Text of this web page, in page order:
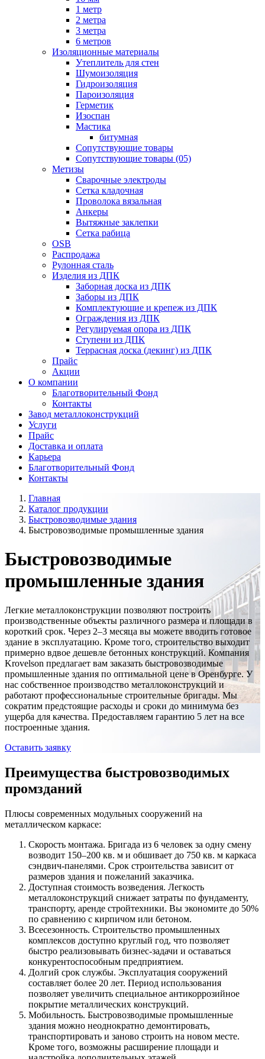
1 метр
2 метра
3 метра
6 метров
Изоляционные материалы
Утеплитель для стен
Шумоизоляция
Гидроизоляция
Пароизоляция
Герметик
Изоспан
Мастика
битумная
Сопутствующие товары
Сопутствующие товары (05)
Метизы
Сварочные электроды
Сетка кладочная
Проволока вязальная
Анкеры
Вытяжные заклепки
Сетка рабица
OSB
Распродажа
Рулонная сталь
Изделия из ДПК
Заборная доска из ДПК
Заборы из ДПК
Комплектующие и крепеж из ДПК
Ограждения из ДПК
Регулируемая опора из ДПК
Ступени из ДПК
Террасная доска (декинг) из ДПК
Прайс
Акции
О компании
Благотворительный Фонд
Контакты
Завод металлоконструкций
Услуги
Прайс
Доставка и оплата
Карьера
Благотворительный Фонд
Контакты
Главная
Каталог продукции
Быстровозводимые здания
Быстровозводимые промышленные здания
Быстровозводимые
промышленные здания
Легкие металлоконструкции позволяют построить
производственные объекты различного размера и площади в
короткий срок. Через 2–3 месяца вы можете вводить готовое
здание в эксплуатацию. Кроме того, строительство выходит
примерно вдвое дешевле бетонных конструкций. Компания
Krovelson предлагает вам заказать быстровозводимые
промышленные здания по оптимальной цене в Оренбурге. У
нас собственное производство металлоконструкций и
работают профессиональные строительные бригады. Мы
сократим предстоящие расходы и сроки до минимума без
ущерба для качества. Предоставляем гарантию 5 лет на все
построенные здания.
Оставить заявку
Преимущества быстровозводимых
промзданий
Плюсы современных модульных сооружений на
металлическом каркасе:
Скорость монтажа. Бригада из 6 человек за одну смену
возводит 150–200 кв. м и обшивает до 750 кв. м каркаса
сэндвич-панелями. Срок строительства зависит от
размеров здания и пожеланий заказчика.
Доступная стоимость возведения. Легкость
металлоконструкций снижает затраты по фундаменту,
транспорту, аренде стройтехники. Вы экономите до 50%
по сравнению с кирпичом или бетоном.
Всесезонность. Строительство промышленных
комплексов доступно круглый год, что позволяет
быстро реализовывать бизнес-задачи и оставаться
конкурентоспособным предприятием.
Долгий срок службы. Эксплуатация сооружений
составляет более 20 лет. Период использования
позволяет увеличить специальное антикоррозийное
покрытие металлических конструкций.
Мобильность. Быстровозводимые промышленные
здания можно неоднократно демонтировать,
транспортировать и заново строить на новом месте.
Кроме того, возможны расширение площади и